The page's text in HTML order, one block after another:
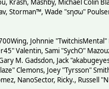
Krash, Mashby, Michael Colin
Storman™, Wade "sησω"
Johnnie "TwitchisMental"
Valentin, Sami "SychO"
M. Gadsdon, Jack
Clemons, Joey "Tyrsson"
NanoSector, Ricky., Russell